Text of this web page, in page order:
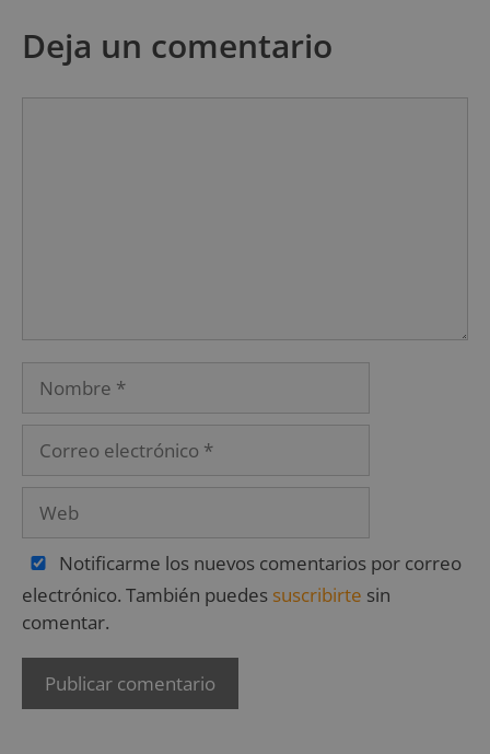
Deja un comentario
Notificarme los nuevos comentarios por correo
electrónico. También puedes suscribirte sin
comentar.